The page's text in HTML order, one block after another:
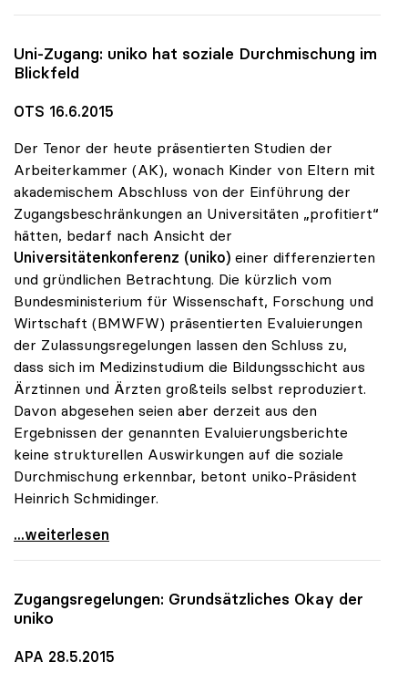
Uni-Zugang: uniko hat soziale Durchmischung im
Blickfeld
OTS 16.6.2015
Der Tenor der heute präsentierten Studien der
Arbeiterkammer (AK), wonach Kinder von Eltern mit
akademischem Abschluss von der Einführung der
Zugangsbeschränkungen an Universitäten „profitiert“
hätten, bedarf nach Ansicht der
Universitätenkonferenz (uniko) einer differenzierten
und gründlichen Betrachtung. Die kürzlich vom
Bundesministerium für Wissenschaft, Forschung und
Wirtschaft (BMWFW) präsentierten Evaluierungen
der Zulassungsregelungen lassen den Schluss zu,
dass sich im Medizinstudium die Bildungsschicht aus
Ärztinnen und Ärzten großteils selbst reproduziert.
Davon abgesehen seien aber derzeit aus den
Ergebnissen der genannten Evaluierungsberichte
keine strukturellen Auswirkungen auf die soziale
Durchmischung erkennbar, betont uniko-Präsident
Heinrich Schmidinger.
Uni-Zugang: uniko hat soziale Durchmischung im
...weiterlesen
Zugangsregelungen: Grundsätzliches Okay der
uniko
APA 28.5.2015